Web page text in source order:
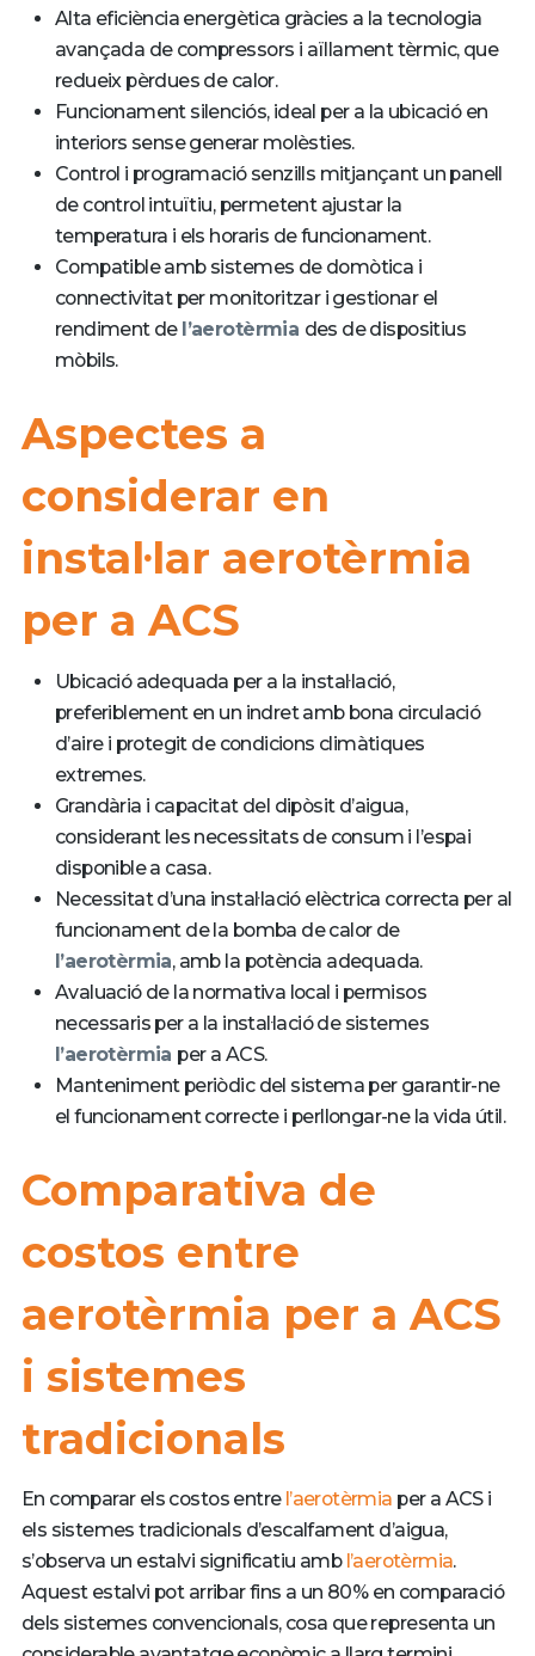
Alta eficiència energètica gràcies a la tecnologia
avançada de compressors i aïllament tèrmic, que
redueix pèrdues de calor.
Funcionament silenciós, ideal per a la ubicació en
interiors sense generar molèsties.
Control i programació senzills mitjançant un panell
de control intuïtiu, permetent ajustar la
temperatura i els horaris de funcionament.
Compatible amb sistemes de domòtica i
connectivitat per monitoritzar i gestionar el
rendiment de l’aerotèrmia des de dispositius
mòbils.
Aspectes a
considerar en
instal·lar aerotèrmia
per a ACS
Ubicació adequada per a la instal·lació,
preferiblement en un indret amb bona circulació
d’aire i protegit de condicions climàtiques
extremes.
Grandària i capacitat del dipòsit d’aigua,
considerant les necessitats de consum i l’espai
disponible a casa.
Necessitat d’una instal·lació elèctrica correcta per al
funcionament de la bomba de calor de
l’aerotèrmia, amb la potència adequada.
Avaluació de la normativa local i permisos
necessaris per a la instal·lació de sistemes
l’aerotèrmia per a ACS.
Manteniment periòdic del sistema per garantir-ne
el funcionament correcte i perllongar-ne la vida útil.
Comparativa de
costos entre
aerotèrmia per a ACS
i sistemes
tradicionals
En comparar els costos entre l’aerotèrmia per a ACS i
els sistemes tradicionals d’escalfament d’aigua,
s’observa un estalvi significatiu amb l’aerotèrmia.
Aquest estalvi pot arribar fins a un 80% en comparació
dels sistemes convencionals, cosa que representa un